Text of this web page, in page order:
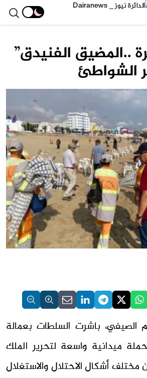
..المضيق الفنيدق”
الشواطئ
الصيفي، باشرت السلطات بعمالة
ميدانية واسعة لتحرير الملك
مختلف أشكال الاحتلال والاستغلال